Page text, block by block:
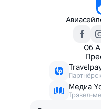
Об
Медиа